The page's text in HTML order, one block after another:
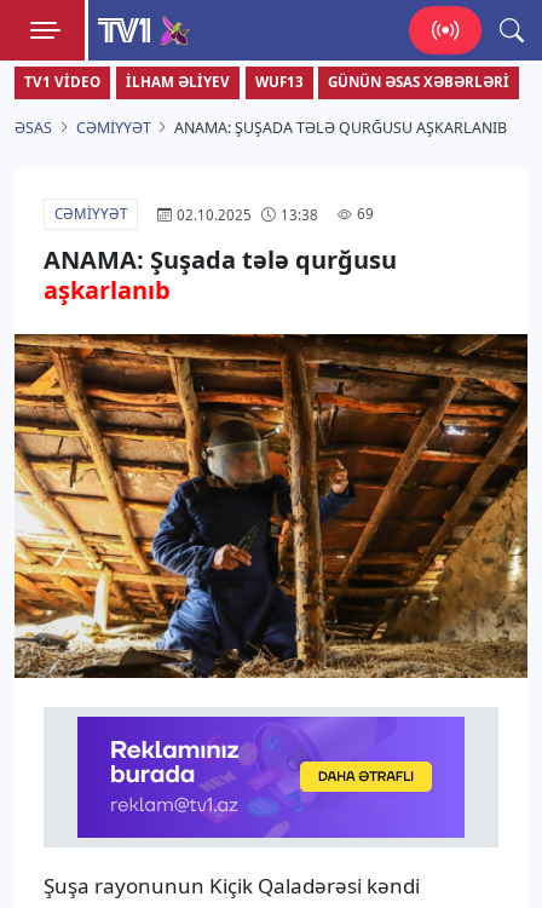
TV1
Zamanı bizimlə yaşa!
TV1 VIDEO İLHAM ƏLIYEV WUF13 GÜNÜN ƏSAS XƏBƏRLƏRI
ƏSAS CƏMIYYƏT ANAMA: ŞUŞADA TƏLƏ QURĞUSU AŞKARLANIB
CƏMIYYƏT 02.10.2025 13:38 69
ANAMA: Şuşada tələ qurğusu
aşkarlanıb
Şuşa rayonunun Kiçik Qaladərəsi kəndi